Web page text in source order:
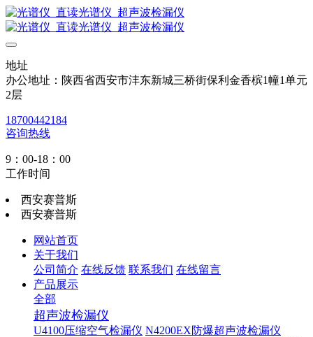
地址
办公地址：陕西省西安市沣东新城三桥街保利金香槟1幢1单元
2层
18700442184
咨询热线
9：00-18：00
工作时间
西安赛普斯
西安赛普斯
网站首页
关于我们
公司简介 在线反馈 联系我们 在线留言
产品展示
全部
超声波检漏仪
U4100压缩空气检漏仪 N4200EX防爆超声波检漏仪